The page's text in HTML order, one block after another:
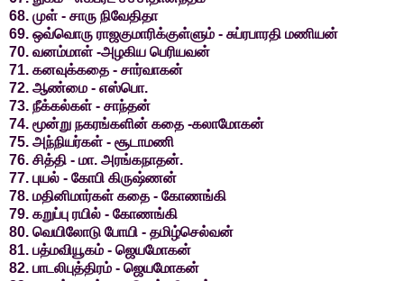
68. முள் - சாரு நிவேதிதா
69. ஒவ்வொரு ராஜகுமாரிக்குள்ளும் - சுப்ரபாரதி மணியன்
70. வனம்மாள் -அழகிய பெரியவன்
71. கனவுக்கதை - சார்வாகன்
72. ஆண்மை - எஸ்பொ.
73. நீக்கல்கள் - சாந்தன்
74. மூன்று நகரங்களின் கதை -கலாமோகன்
75. அந்நியர்கள் - சூடாமணி
76. சித்தி - மா. அரங்கநாதன்.
77. புயல் - கோபி கிருஷ்ணன்
78. மதினிமார்கள் கதை - கோணங்கி
79. கறுப்பு ரயில் - கோணங்கி
80. வெயிலோடு போயி - தமிழ்செல்வன்
81. பத்மவியூகம் - ஜெயமோகன்
82. பாடலிபுத்திரம் - ஜெயமோகன்